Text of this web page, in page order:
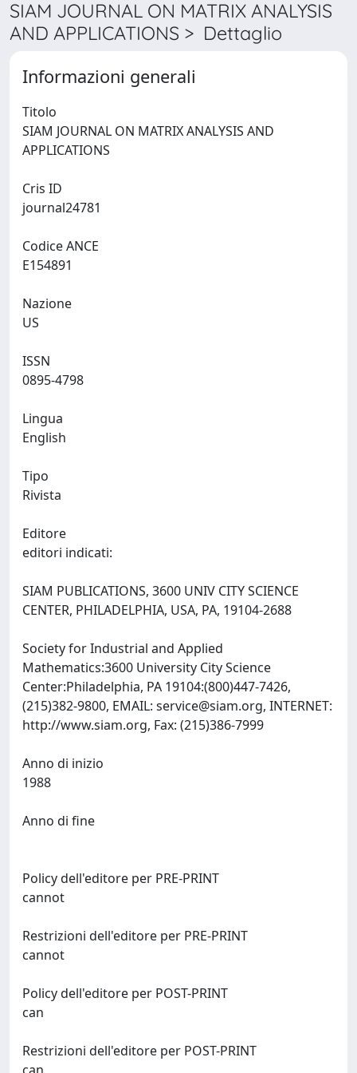
SIAM JOURNAL ON MATRIX ANALYSIS
AND APPLICATIONS > Dettaglio
Informazioni generali
Titolo
SIAM JOURNAL ON MATRIX ANALYSIS AND
Cris ID
Codice ANCE
Nazione
ISSN
Lingua
Tipo
Rivista
Editore
editori indicati:
SIAM PUBLICATIONS, 3600 UNIV CITY SCIENCE
CENTER, PHILADELPHIA, USA, PA, 19104-2688
Society for Industrial and Applied
Mathematics:3600 University City Science
Center:Philadelphia, PA 19104:(800)447-7426,
(215)382-9800, EMAIL: service@siam.org, INTERNET:
Anno di inizio
Anno di fine
Policy dell'editore per PRE-PRINT
Restrizioni dell'editore per PRE-PRINT
Policy dell'editore per POST-PRINT
Restrizioni dell'editore per POST-PRINT